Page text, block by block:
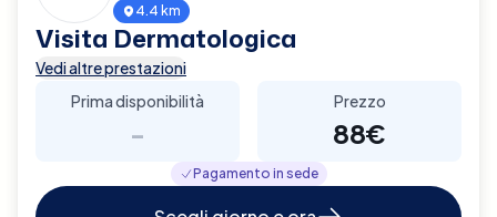
4.4 km
Visita Dermatologica
Vedi altre prestazioni
Prima disponibilità
-
Prezzo
88€
Pagamento in sede